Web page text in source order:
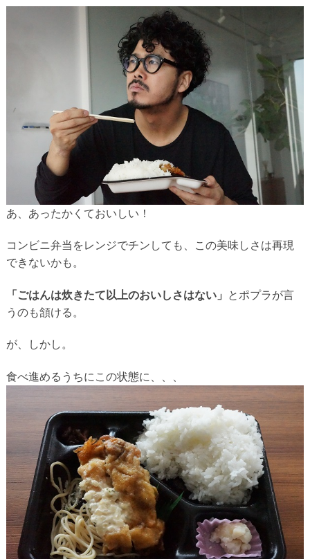
あ、あったかくておいしい！
コンビニ弁当をレンジでチンしても、この美味しさは再現
できないかも。
「ごはんは炊きたて以上のおいしさはない」
とポプラが言
うのも頷ける。
が、しかし。
食べ進めるうちにこの状態に、、、